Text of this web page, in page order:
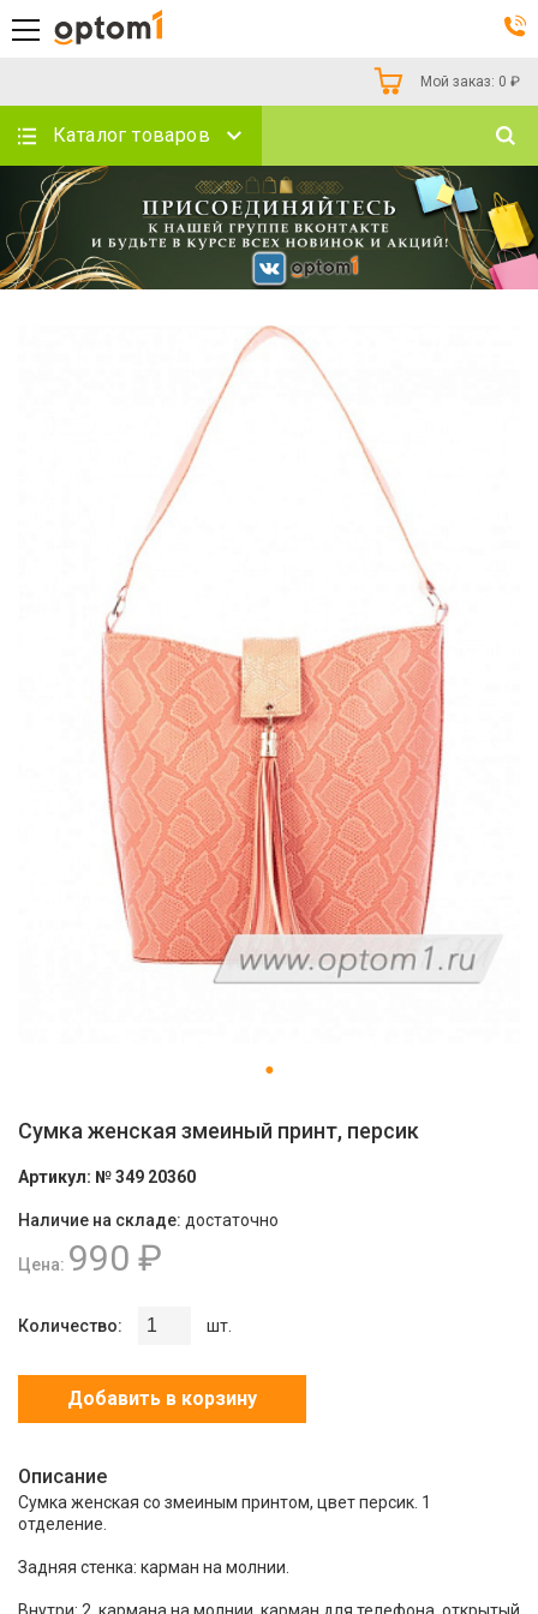
Мой заказ: 0 ₽
Каталог товаров
Сумка женская змеиный принт, персик
Артикул: № 349 20360
Наличие на складе: достаточно
Цена: 990 ₽
Количество: шт.
Добавить в корзину
Описание
Сумка женская со змеиным принтом, цвет персик. 1
отделение.
Задняя стенка: карман на молнии.
Внутри: 2 кармана на молнии, карман для телефона, открытый